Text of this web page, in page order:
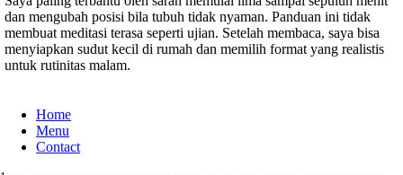
dan mengubah posisi bila tubuh tidak nyaman. Panduan ini tidak
membuat meditasi terasa seperti ujian. Setelah membaca, saya bisa
menyiapkan sudut kecil di rumah dan memilih format yang realistis
untuk rutinitas malam.
Home
Menu
Contact